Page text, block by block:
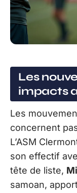
Les
impacts
Les
concernent
L’ASM
son effectif
tête de liste,
samoan,